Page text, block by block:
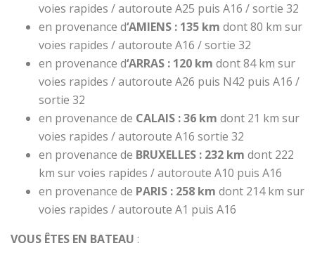
voies rapides / autoroute A25 puis A16 / sortie 32
en provenance d‘AMIENS : 135 km dont 80 km sur
voies rapides / autoroute A16 / sortie 32
en provenance d‘ARRAS : 120 km dont 84 km sur
voies rapides / autoroute A26 puis N42 puis A16 /
sortie 32
en provenance de CALAIS :36 km dont 21 km sur
voies rapides / autoroute A16 sortie 32
en provenance de BRUXELLES : 232 km dont 222
km sur voies rapides / autoroute A10 puis A16
en provenance de PARIS : 258 km dont 214 km sur
voies rapides / autoroute A1 puis A16
VOUS ÊTES EN BATEAU :